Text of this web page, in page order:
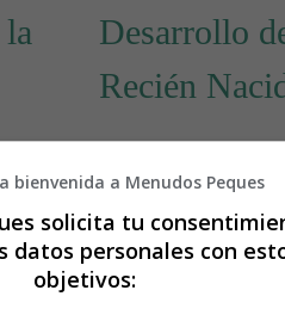
Desarrollo
Recién
bienvenida a Menudos Peques
solicita tu
datos personales con
objetivos: